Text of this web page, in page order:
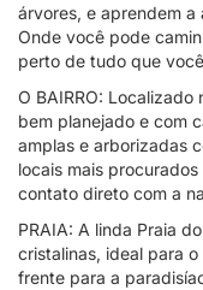
árvores, e aprendem
Onde você pode
perto de tudo que
O BAIRRO:
bem planejado e com
amplas e arborizadas
locais mais
contato direto com a
PRAIA: A linda Praia
cristalinas, ideal para
frente para a